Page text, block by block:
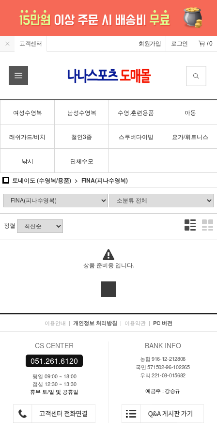
고객센터 /0
로그인
회원가입
여성수영복 남성수영복 수영,훈련용품 아동
래쉬가드/비치 철인3종 스쿠버다이빙 요가/휘트니스
낚시 단체수모
토네이도 (수영복/용품) FINA(피나수영복)
정렬
상품 준비중 입니다.
이용안내 | 개인정보 처리방침 | 이용약관 | PC 버전
CS CENTER
051.261.6120
평일 09:00 ~ 18:00
점심 12:30 ~ 13:30
휴무 토/일 및 공휴일
BANK INFO
농협 916-12-212806
국민 571502-96-102265
우리 221-08-015682
예금주 : 강승규